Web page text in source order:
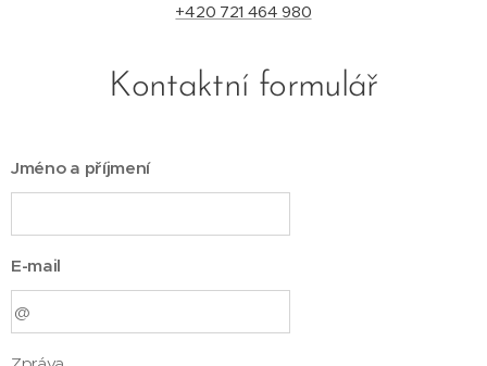
+420 721 464 980
Kontaktní formulář
Jméno a příjmení
E-mail